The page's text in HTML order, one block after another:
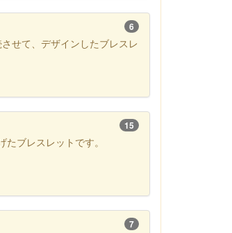
6
せて、デザインしたブレスレ
15
ブレスレットです。
7